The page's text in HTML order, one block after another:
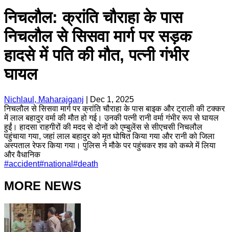
निचलौल: क्रांति चौराहा के पास
निचलौल से सिसवा मार्ग पर सड़क
हादसे में पति की मौत, पत्नी गंभीर
घायल
Nichlaul, Maharajganj
Dec 1, 2025
निचलौल से सिसवा मार्ग पर क्रांति चौराहा के पास बाइक और ट्राली की टक्कर
में लाल बहादुर वर्मा की मौत हो गई। उनकी पत्नी रानी वर्मा गंभीर रूप से घायल
हुईं। हादसा राहगीरों की मदद से दोनों को एम्बुलेंस से सीएचसी निचलौल
पहुंचाया गया, जहां लाल बहादुर को मृत घोषित किया गया और रानी को जिला
अस्पताल रेफर किया गया। पुलिस ने मौके पर पहुंचकर शव को कब्जे में लिया
और वैधानिक
#accident#national #death
MORE NEWS